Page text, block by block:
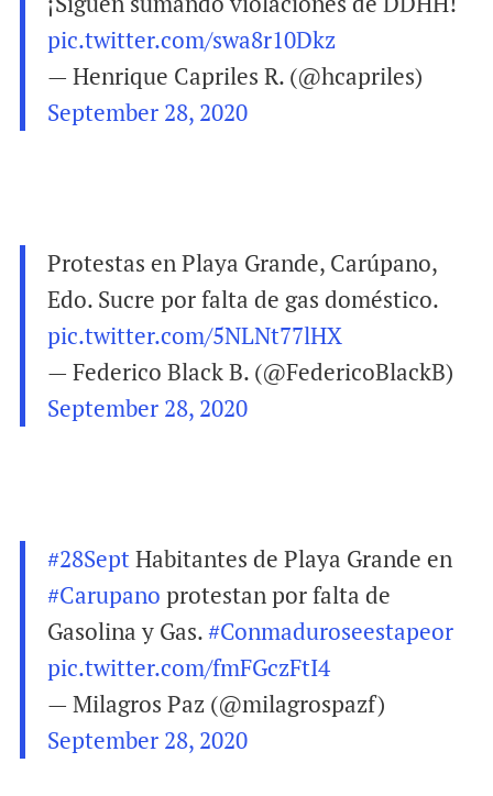
pic.twitter.com/swa8r10Dkz
— Henrique Capriles R. (@hcapriles)
September 28, 2020
Protestas en Playa Grande, Carúpano,
Edo. Sucre por falta de gas doméstico.
pic.twitter.com/5NLNt77lHX
— Federico Black B. (@FedericoBlackB)
September 28, 2020
#28SeptHabitantes de Playa Grande en
#Carupano protestan por falta de
Gasolina y Gas.#Conmaduroseestapeor
pic.twitter.com/fmFGczFtI4
— Milagros Paz (@milagrospazf)
September 28, 2020